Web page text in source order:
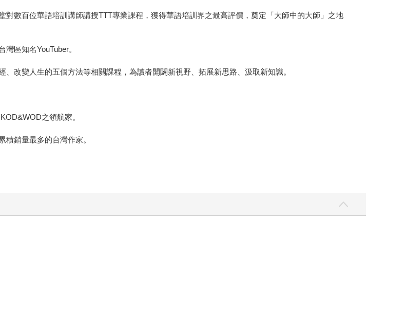
對數百位華語培訓講師講授TTT專業課程，獲得華語培訓界之最高評價，奠定「大師中的大師」之地
區知名YouTuber。
改變人生的五個方法等相關課程，為讀者開闢新視野、拓展新思路、汲取新知識。
之領航家。
銷量最多的台灣作家。